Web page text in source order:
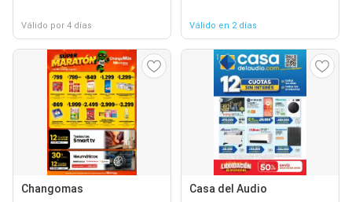
Válido por 4 días Válido en 2 días
Changomas Casa del Audio